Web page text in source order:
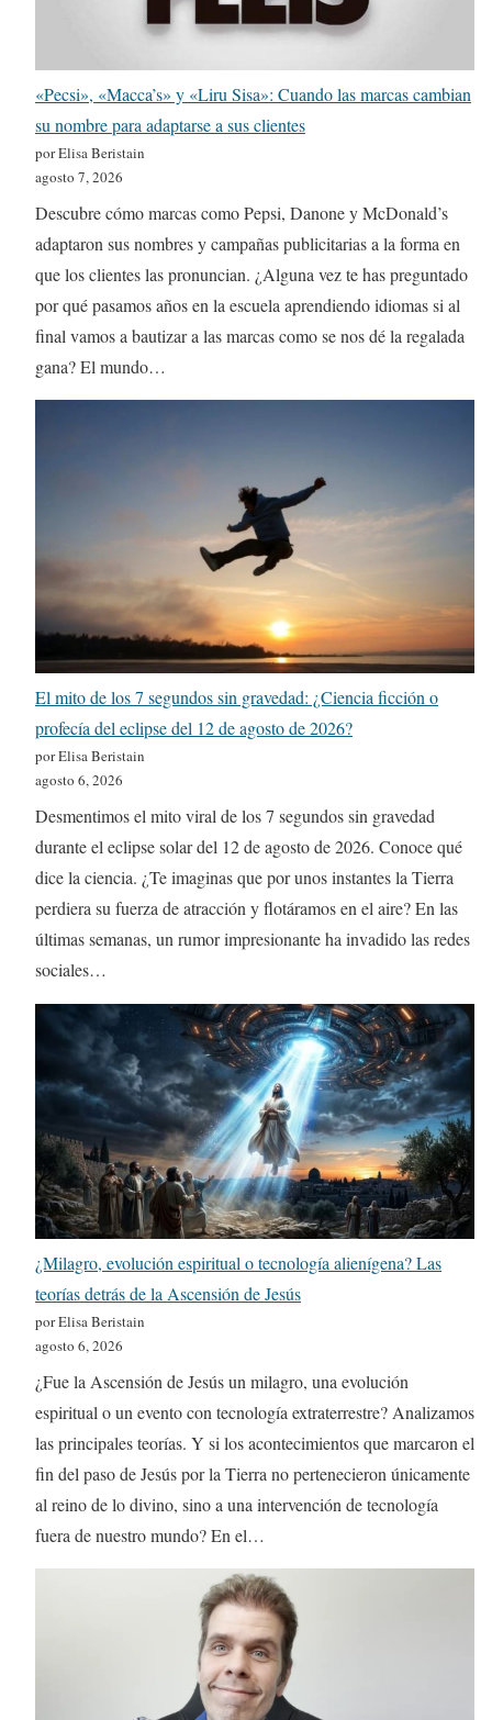
«Pecsi», «Macca’s» y «Liru Sisa»: Cuando las marcas cambian
su nombre para adaptarse a sus clientes
por Elisa Beristain
agosto 7, 2026
Descubre cómo marcas como Pepsi, Danone y McDonald’s
adaptaron sus nombres y campañas publicitarias a la forma en
que los clientes las pronuncian. ¿Alguna vez te has preguntado
por qué pasamos años en la escuela aprendiendo idiomas si al
final vamos a bautizar a las marcas como se nos dé la regalada
gana? El mundo…
El mito de los 7 segundos sin gravedad: ¿Ciencia ficción o
profecía del eclipse del 12 de agosto de 2026?
por Elisa Beristain
agosto 6, 2026
Desmentimos el mito viral de los 7 segundos sin gravedad
durante el eclipse solar del 12 de agosto de 2026. Conoce qué
dice la ciencia. ¿Te imaginas que por unos instantes la Tierra
perdiera su fuerza de atracción y flotáramos en el aire? En las
últimas semanas, un rumor impresionante ha invadido las redes
sociales…
¿Milagro, evolución espiritual o tecnología alienígena? Las
teorías detrás de la Ascensión de Jesús
por Elisa Beristain
agosto 6, 2026
¿Fue la Ascensión de Jesús un milagro, una evolución
espiritual o un evento con tecnología extraterrestre? Analizamos
las principales teorías. Y si los acontecimientos que marcaron el
fin del paso de Jesús por la Tierra no pertenecieron únicamente
al reino de lo divino, sino a una intervención de tecnología
fuera de nuestro mundo? En el…